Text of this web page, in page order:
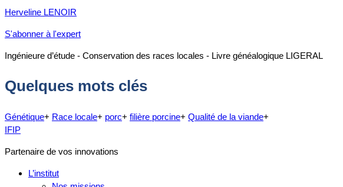
Herveline LENOIR
S'abonner à l'expert
Ingénieure d’étude - Conservation des races locales - Livre généalogique LIGERAL
Quelques mots clés
Génétique+ Race locale+ porc+ filière porcine+ Qualité de la viande+
IFIP
Partenaire de vos innovations
L’institut